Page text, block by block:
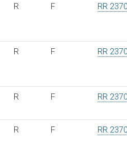
R F RR
R F RR
R F RR
R F RR